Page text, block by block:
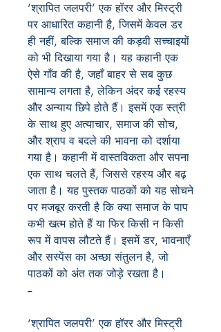
‘श्रापित जलपरी’ एक हॉरर और मिस्ट्री
पर आधारित कहानी है, जिसमें केवल डर
ही नहीं, बल्कि समाज की कड़वी सच्चाइयों
को भी दिखाया गया है। यह कहानी एक
ऐसे गाँव की है, जहाँ बाहर से सब कुछ
सामान्य लगता है, लेकिन अंदर कई रहस्य
और अन्याय छिपे होते हैं। इसमें एक स्त्री
के साथ हुए अत्याचार, समाज की सोच,
और श्राप व बदले की भावना को दर्शाया
गया है। कहानी में वास्तविकता और सपना
एक साथ चलते हैं, जिससे रहस्य और बढ़
जाता है। यह पुस्तक पाठकों को यह सोचने
पर मजबूर करती है कि क्या समाज के पाप
कभी खत्म होते हैं या फिर किसी न किसी
रूप में वापस लौटते हैं। इसमें डर, भावनाएँ
और सस्पेंस का अच्छा संतुलन है, जो
पाठकों को अंत तक जोड़े रखता है।
--
‘श्रापित जलपरी’ एक हॉरर और मिस्ट्री